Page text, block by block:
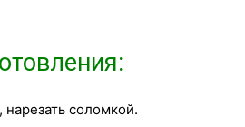
нарезать соломкой.